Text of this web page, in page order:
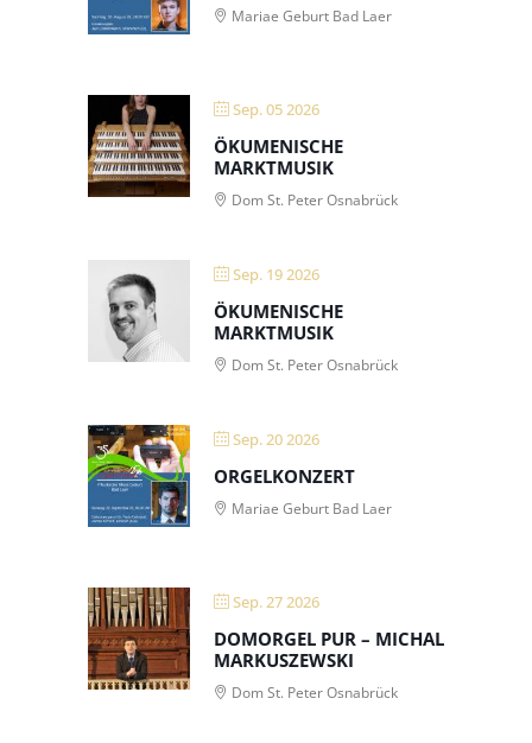
Mariae Geburt Bad Laer
Sep. 05 2026
ÖKUMENISCHE
MARKTMUSIK
Dom St. Peter Osnabrück
Sep. 19 2026
ÖKUMENISCHE
MARKTMUSIK
Dom St. Peter Osnabrück
Sep. 20 2026
ORGELKONZERT
Mariae Geburt Bad Laer
Sep. 27 2026
DOMORGEL PUR – MICHAL
MARKUSZEWSKI
Dom St. Peter Osnabrück